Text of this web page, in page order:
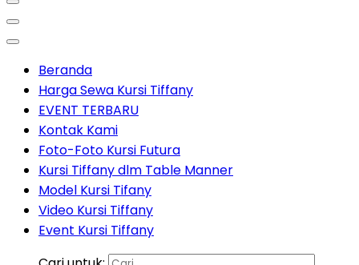
Beranda
Harga Sewa Kursi Tiffany
EVENT TERBARU
Kontak Kami
Foto-Foto Kursi Futura
Kursi Tiffany dlm Table Manner
Model Kursi Tifany
Video Kursi Tiffany
Event Kursi Tiffany